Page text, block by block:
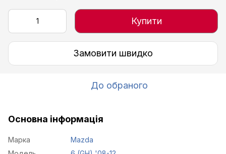
Купити
Замовити швидко
До обраного
Основна інформація
Марка
Mazda